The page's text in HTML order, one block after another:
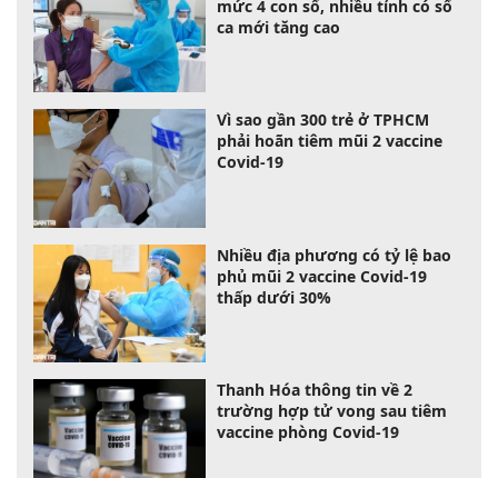
mức 4 con số, nhiều tỉnh có số
ca mới tăng cao
Vì sao gần 300 trẻ ở TPHCM
phải hoãn tiêm mũi 2 vaccine
Covid-19
Nhiều địa phương có tỷ lệ bao
phủ mũi 2 vaccine Covid-19
thấp dưới 30%
Thanh Hóa thông tin về 2
trường hợp tử vong sau tiêm
vaccine phòng Covid-19